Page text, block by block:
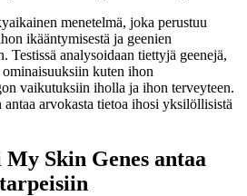
menetelmä, joka perustuu
ikääntymisestä ja geenien
Testissä analysoidaan tiettyjä geenejä,
kuten ihon
vaikutuksiin iholla ja ihon terveyteen.
arvokasta tietoa ihosi yksilöllisistä
My Skin Genes antaa